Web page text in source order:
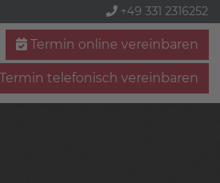
+49 331 2316252
Termin online vereinbaren
Termin telefonisch vereinbaren